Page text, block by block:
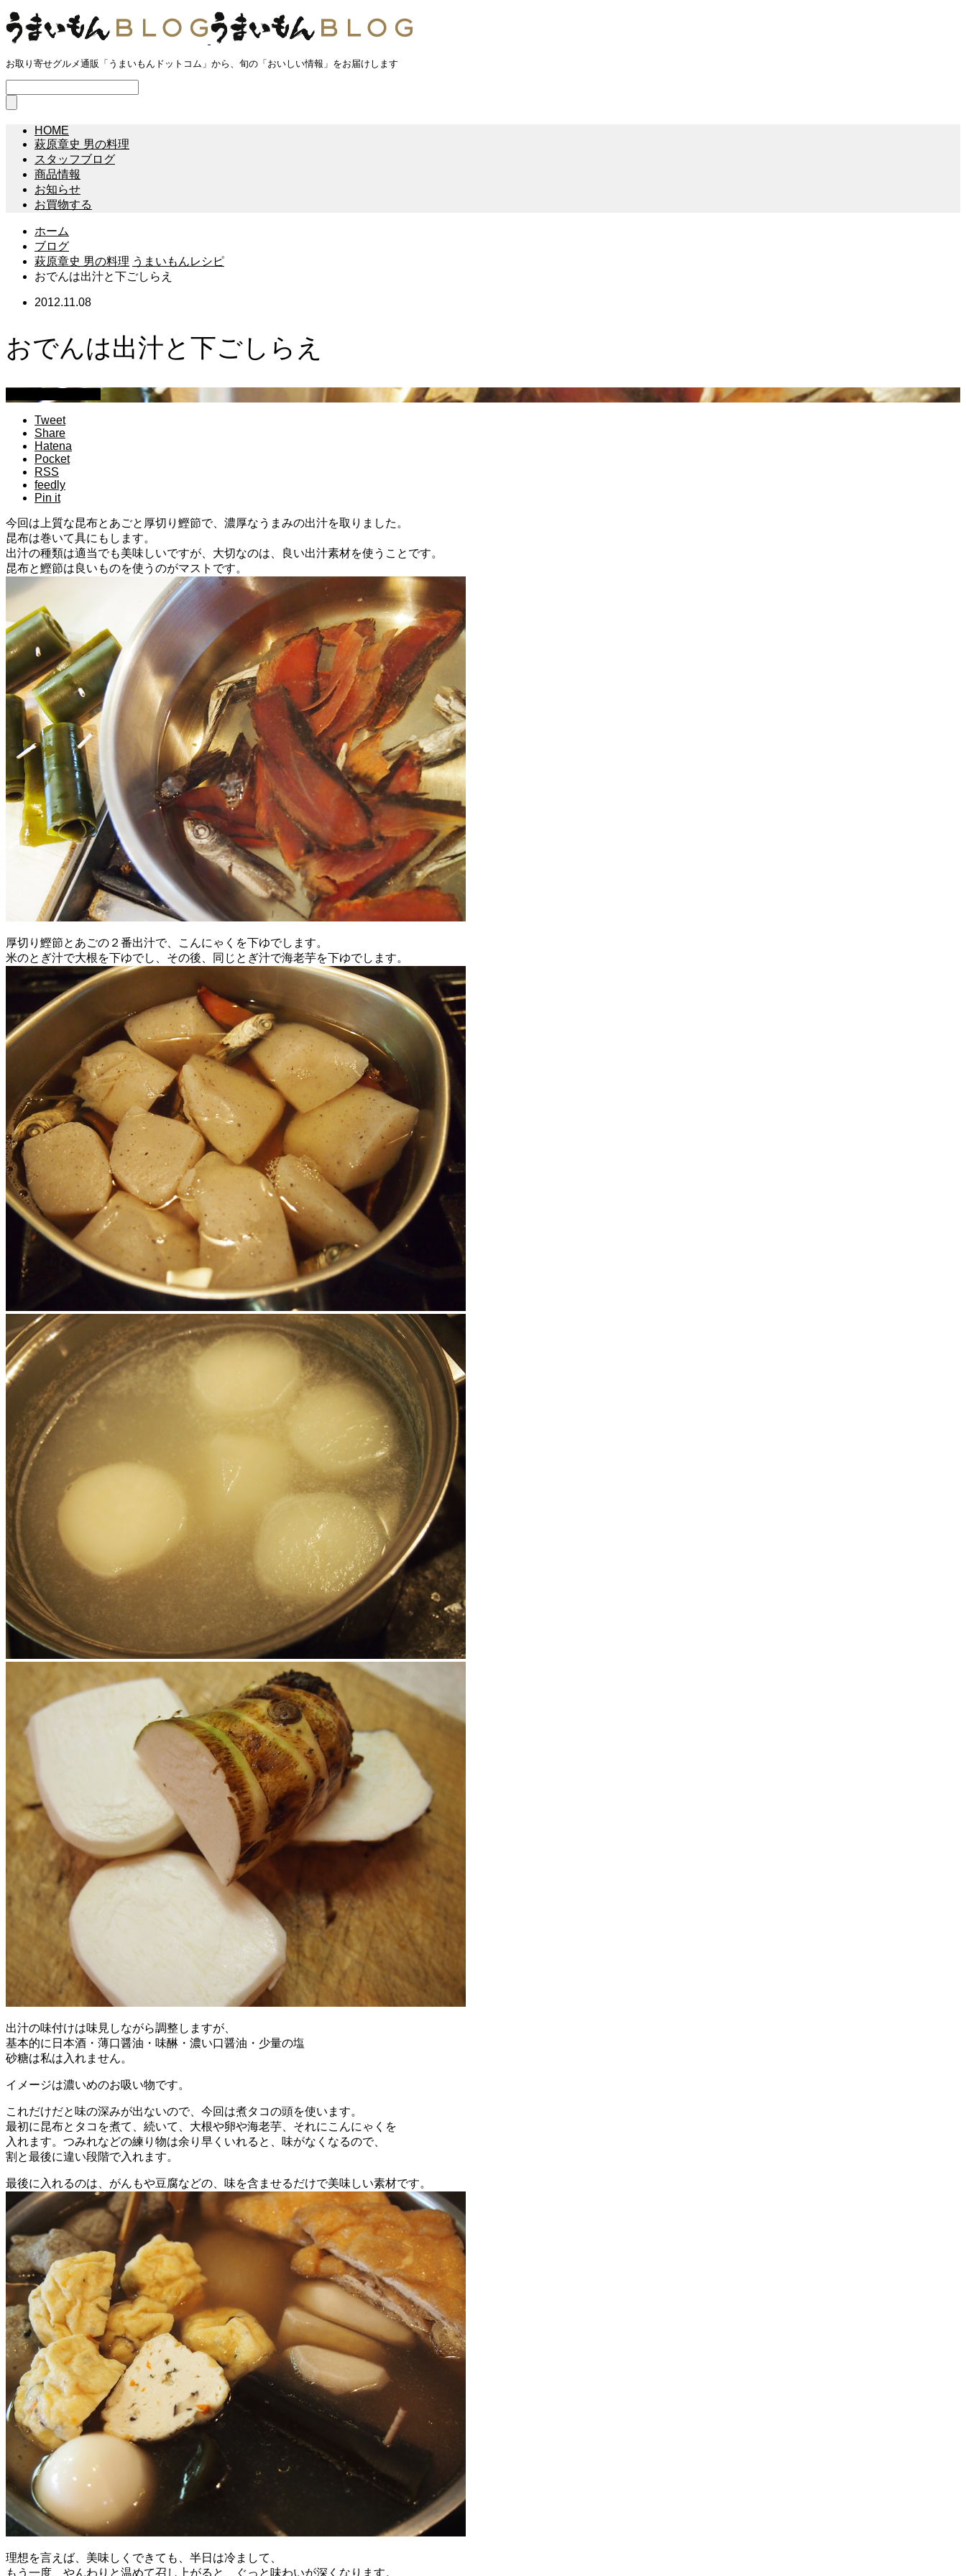
お取り寄せグルメ通販「うまいもんドットコム」から、旬の「おいしい情報」をお届けします
HOME
萩原章史 男の料理
スタッフブログ
商品情報
お知らせ
お買物する
ホーム
ブログ
萩原章史 男の料理 うまいもんレシピ
おでんは出汁と下ごしらえ
2012.11.08
おでんは出汁と下ごしらえ
Tweet
Share
Hatena
Pocket
RSS
feedly
Pin it
今回は上質な昆布とあごと厚切り鰹節で、濃厚なうまみの出汁を取りました。
昆布は巻いて具にもします。
出汁の種類は適当でも美味しいですが、大切なのは、良い出汁素材を使うことです。
昆布と鰹節は良いものを使うのがマストです。
厚切り鰹節とあごの２番出汁で、こんにゃくを下ゆでします。
米のとぎ汁で大根を下ゆでし、その後、同じとぎ汁で海老芋を下ゆでします。
出汁の味付けは味見しながら調整しますが、
基本的に日本酒・薄口醤油・味醂・濃い口醤油・少量の塩
砂糖は私は入れません。
イメージは濃いめのお吸い物です。
これだけだと味の深みが出ないので、今回は煮タコの頭を使います。
最初に昆布とタコを煮て、続いて、大根や卵や海老芋、それにこんにゃくを
入れます。つみれなどの練り物は余り早くいれると、味がなくなるので、
割と最後に違い段階で入れます。
最後に入れるのは、がんもや豆腐などの、味を含ませるだけで美味しい素材です。
理想を言えば、美味しくできても、半日は冷まして、
もう一度、やんわりと温めて召し上がると、ぐっと味わいが深くなります。